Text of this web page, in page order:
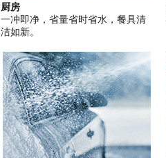
厨房
一冲即净，省量省时省水，餐具清
洁如新。